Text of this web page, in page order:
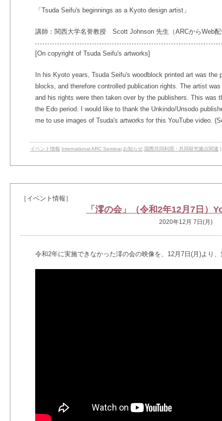
「Tsuda Seifu's beginnings as a Kyoto design artist」
講師：関西大学名誉教授 Scott Johnson 先生（ARCからWeb配
[On copyright of Tsuda Seifu's artworks]
In his Kyoto years, Tsuda Seifu's woodblock printed art was the
blocks, and therefore controlled publication rights. The artist
and his rights were then taken over by the publishers. This was
the Edo period. I would like to thank the Unkindo/Unsodo
me to use images of Tsuda's artworks for this YouTube video.
イベント情報 International ARC Seminar, お知らせ 国際共同利用・共同研究拠点関連
［イベント情報］
「澪の会」（令和2年12月7日）
2020年12月 7日(月)
令和2年に実施できなかった澪の会の映像を、12月7日(月)より